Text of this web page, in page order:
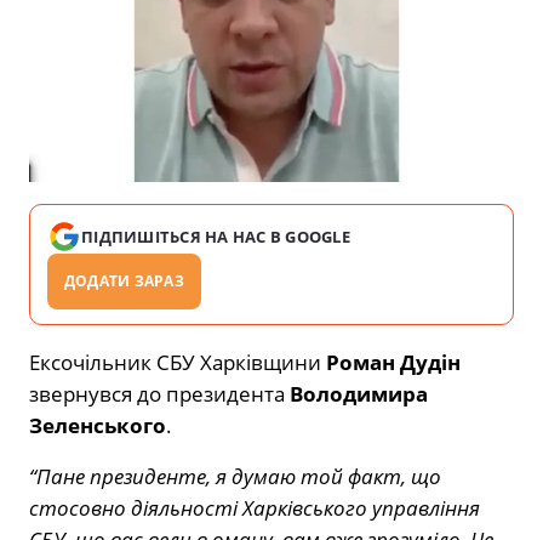
ПІДПИШІТЬСЯ НА НАС В GOOGLE
ДОДАТИ ЗАРАЗ
Ексочільник СБУ Харківщини Роман Дудін
звернувся до президента Володимира
Зеленського.
“Пане президенте, я думаю той факт, що
стосовно діяльності Харківського управління